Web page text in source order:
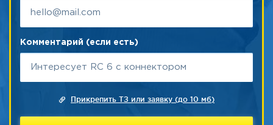
Комментарий (если есть)
Прикрепить ТЗ или заявку (до 10 мб)